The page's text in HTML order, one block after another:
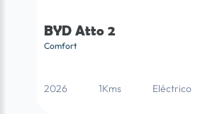
BYD Atto 2
Comfort
2026 1Kms Eléctrico